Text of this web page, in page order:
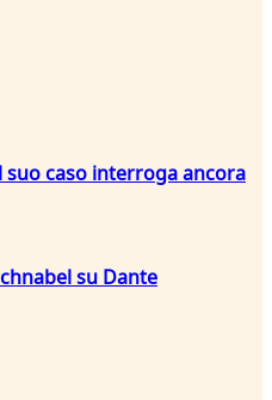
suo caso interroga ancora
su Dante